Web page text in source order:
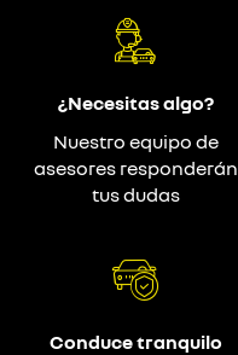
¿Necesitas algo?
Nuestro equipo de
asesores responderán
tus dudas
Conduce tranquilo